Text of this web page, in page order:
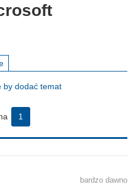
by dodać temat
1
bardzo dawno